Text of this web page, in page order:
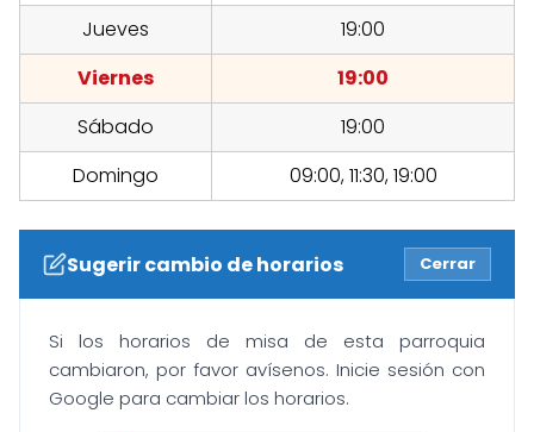
Jueves
19:00
Viernes
19:00
Sábado
19:00
Domingo
09:00, 11:30, 19:00
Sugerir cambio de horarios Cerrar
Si los horarios de misa de esta parroquia
cambiaron, por favor avísenos. Inicie sesión con
Google para cambiar los horarios.